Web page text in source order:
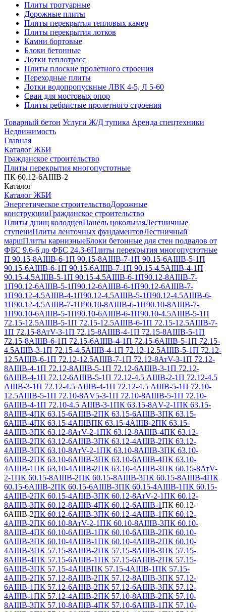
Плиты тротуарные
Дорожные плиты
Плиты перекрытия тепловых камер
Плиты перекрытия лотков
Камни бортовые
Блоки бетонные
Лотки теплотрасс
Плиты плоские пролетного строения
Переходные плиты
Лотки водопропускные ЛВК 4-5, Л 5-60
Сваи для мостовых опор
Плиты ребристые пролетного строения
Товарный бетон Услуги Ж/Д тупика Аренда спецтехники
Недвижимость
Главная
Каталог ЖБИ
Гражданское строительство
Плиты перекрытия многопустотные
ПК 60.12-6АIIIВ-2
Каталог
Каталог ЖБИ
Энергетическое строительствоДорожные
конструкцииГражданское строительство
Плиты днищ колодцевПанель цокольнаяЛестничные
ступениПлиты ленточных фундаментовЛестничный
маршПлиты карнизныеБлоки бетонные для стен подвалов от
ФБС 9.6-6 до ФБС 24.3-6Плиты перекрытия многопустотные
П 90.15-8АIIIВ-6-1П 90.15-8АIIIВ-7-1П 90.15-6АIIIВ-5-1П
90.15-6АIIIВ-6-1П 90.15-6АIIIВ-7-1П 90.15-4.5АIIIВ-4-1П
90.15-4.5АIIIВ-5-1П 90.15-4.5АIIIВ-6-1П90.12-8АIIIВ-7-
1П90.12-6АIIIВ-5-1П90.12-6АIIIВ-6-1П90.12-6АIIIВ-7-
1П90.12-4.5АIIIВ-4-1П90.12-4.5АIIIВ-5-1П90.12-4.5АIIIВ-6-
1П90.12-4.5АIIIВ-7-1П90.10-8АIIIВ-6-1П90.10-8АIIIВ-7-
1П90.10-6АIIIВ-5-1П90.10-6АIIIВ-6-1П90.10-4.5АIIIВ-5-1П
72.15-12.5АIIIВ-5-1П 72.15-12.5АIIIВ-6-1П 72.15-12.5АIIIВ-7-
1П 72.15-8АтV-3-1П 72.15-8АIIIВ-4-1П 72.15-8АIIIВ-5-1П
72.15-8АIIIВ-6-1П 72.15-6АIIIВ-4-1П 72.15-6АIIIВ-5-1П 72.15-
4.5АIIIВ-3-1П 72.15-4.5АIIIВ-4-1П 72.12-12.5АIIIВ-5-1П 72.12-
12.5АIIIВ-6-1П 72.12-12.5АIIIВ-7-1П 72.12-8АтV-3-1П 72.12-
8АIIIВ-4-1П 72.12-8АIIIВ-5-1П 72.12-6АIIIВ-3-1П 72.12-
6АIIIВ-4-1П 72.12-6АIIIВ-5-1П 72.12-4.5 АIIIВ-2-1П 72.12-4.5
АIIIВ-3-1П 72.12-4.5 АIIIВ-4-1П 72.12-4.5 АIIIВ-5-1П 72.10-
12.5АIIIВ-5-1П 72.10-8АV5-3-1П 72.10-8АIIIВ-5-1П 72.10-
6АIIIВ-4-1П 72.10-4.5 АIIIВ-3-1ПК 63.15-8АV-2-1ПК 63.15-
8АIIIВ-4ПК 63.15-6АIIIВ-2ПК 63.15-6АIIIВ-3ПК 63.15-
6АIIIВ-4ПК 63.15-4АIIIВПК 63.15-4АIIIВ-2ПК 63.15-
4АIIIВ-3ПК 63.12-8АтV-2-1ПК 63.12-8АIIIВ-4ПК 63.12-
6АIIIВ-2ПК 63.12-6АIIIВ-3ПК 63.12-4АIIIВ-2ПК 63.12-
4АIIIВ-3ПК 63.10-8АтV-2-1ПК 63.10-8АIIIВ-3ПК 63.10-
6АIIIВ-2ПК 63.10-6АIIIВ-3ПК 63.10-6АIIIВ-4ПК 63.10-
4АIIIВ-1ПК 63.10-4АIIIВ-2ПК 63.10-4АIIIВ-3ПК 60.15-8АтV-
2-1ПК 60.15-8АIIIВ-2ПК 60.15-8АIIIВ-3ПК 60.15-8АIIIВ-4ПК
60.15-6АIIIВ-2ПК 60.15-6АIIIВ-3ПК 60.15-4АIIIВ-1ПК 60.15-
4АIIIВ-2ПК 60.15-4АIIIВ-3ПК 60.12-8АтV-2-1ПК 60.12-
8АIIIВ-3ПК 60.12-8АIIIВ-4ПК 60.12-6АIIIВ-1ПК 60.12-
6АIIIВ-2ПК 60.12-6АIIIВ-3ПК 60.12-4АIIIВ-1ПК 60.12-
4АIIIВ-2ПК 60.10-8АтV-2-1ПК 60.10-8АIIIВ-3ПК 60.10-
8АIIIВ-4ПК 60.10-6АIIIВ-1ПК 60.10-6АIIIВ-2ПК 60.10-
6АIIIВ-3ПК 60.10-4АIIIВ-1ПК 60.10-4АIIIВ-2ПК 60.10-
4АIIIВ-3ПК 57.15-8АIIIВ-2ПК 57.15-8АIIIВ-3ПК 57.15-
8АIIIВ-4ПК 57.15-6АIIIВ-1ПК 57.15-6АIIIВ-2ПК 57.15-
6АIIIВ-3ПК 57.15-4АIIIВПК 57.15-4АIIIВ-1ПК 57.15-
4АIIIВ-2ПК 57.12-8АIIIВ-2ПК 57.12-8АIIIВ-3ПК 57.12-
6АIIIВ-1ПК 57.12-6АIIIВ-2ПК 57.12-6АIIIВ-3ПК 57.12-
4АIIIВ-1ПК 57.12-4АIIIВ-2ПК 57.10-8АIIIВ-2ПК 57.10-
8АIIIВ-3ПК 57.10-8АIIIВ-4ПК 57.10-6АIIIВ-1ПК 57.10-